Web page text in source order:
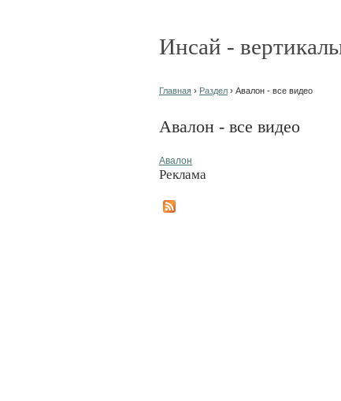
Инсай -
Главная › Раздел › Авалон - все видео
Авалон - все видео
Авалон
Реклама